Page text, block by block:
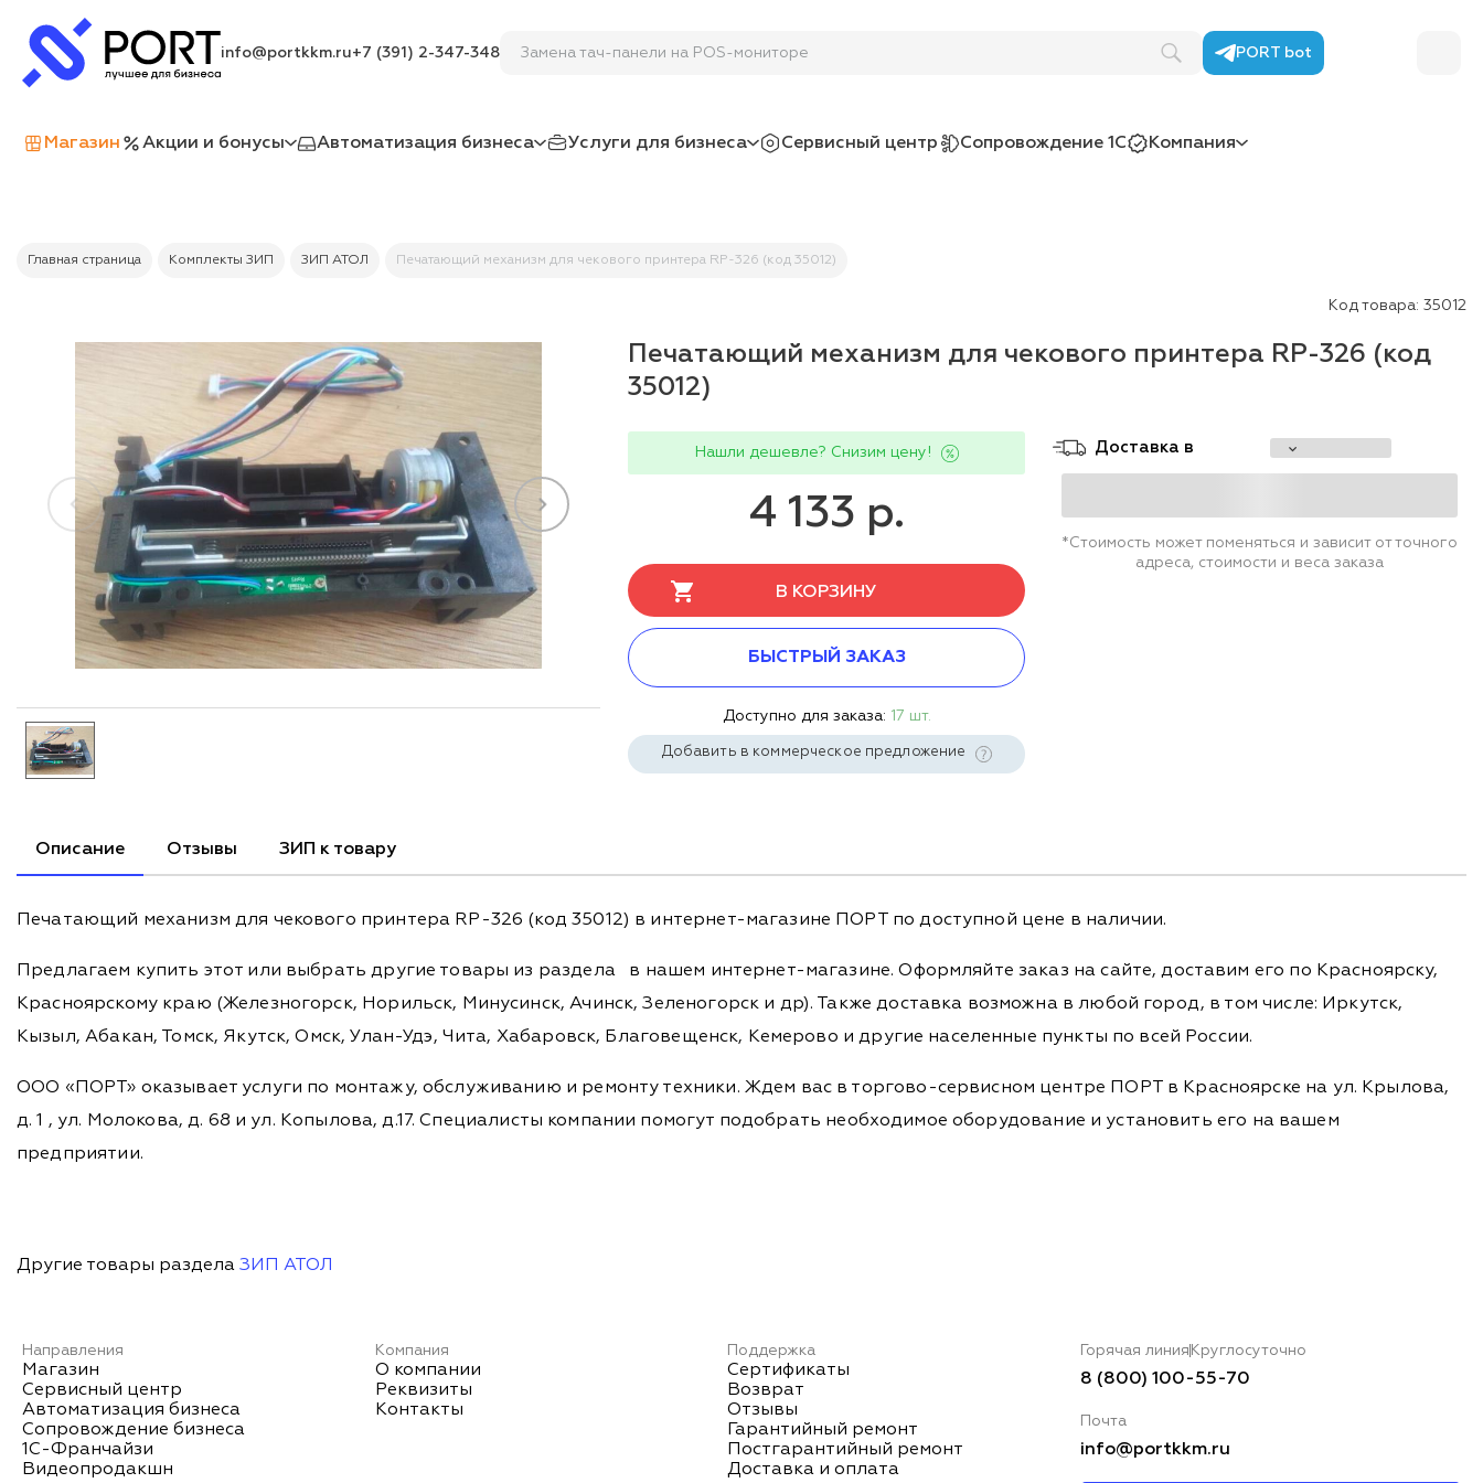
info@portkkm.ru+7 (391) 2-347-348 Замена тач-панели на POS-мониторе PORT bot
Магазин Акции и бонусы Автоматизация бизнеса Услуги для бизнеса Сервисный центр Сопровождение 1С Компания
Главная страница Комплекты ЗИП ЗИП АТОЛ Печатающий механизм для чекового принтера RP-326 (код 35012)
Код товара: 35012
Печатающий механизм для чекового принтера RP-326 (код
35012)
Нашли дешевле? Снизим цену!
4 133 р.
В КОРЗИНУ
БЫСТРЫЙ ЗАКАЗ
Доступно для заказа: 17 шт.
Добавить в коммерческое предложение
Доставка в
*Стоимость может поменяться и зависит от точного
адреса, стоимости и веса заказа
Описание Отзывы ЗИП к товару
Печатающий механизм для чекового принтера RP-326 (код 35012) в интернет-магазине ПОРТ по доступной цене в наличии.
Предлагаем купить этот или выбрать другие товары из раздела
в нашем интернет-магазине. Оформляйте заказ на сайте, доставим его по Красноярску,
Красноярскому краю (Железногорск, Норильск, Минусинск, Ачинск, Зеленогорск и др). Также доставка возможна в любой город, в том числе: Иркутск,
Кызыл, Абакан, Томск, Якутск, Омск, Улан-Удэ, Чита, Хабаровск, Благовещенск, Кемерово и другие населенные пункты по всей России.
ООО «ПОРТ» оказывает услуги по монтажу, обслуживанию и ремонту техники. Ждем вас в торгово-сервисном центре ПОРТ в Красноярске на ул. Крылова,
д. 1 , ул. Молокова, д. 68 и ул. Копылова, д.17. Специалисты компании помогут подобрать необходимое оборудование и установить его на вашем
предприятии.
Другие товары раздела ЗИП АТОЛ
Направления
Магазин
Сервисный центр
Автоматизация бизнеса
Сопровождение бизнеса
1С-Франчайзи
Видеопродакшн
Компания
О компании
Реквизиты
Контакты
Поддержка
Сертификаты
Возврат
Отзывы
Гарантийный ремонт
Постгарантийный ремонт
Доставка и оплата
Горячая линия Круглосуточно
8 (800) 100-55-70
Почта
info@portkkm.ru